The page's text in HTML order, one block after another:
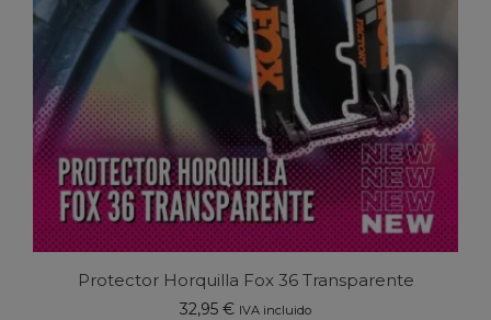
Protector Horquilla Fox 36 Transparente
32,95 € IVA incluido